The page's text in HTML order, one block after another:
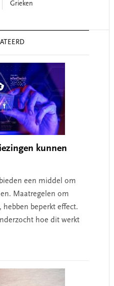
Grieken
kunnen
een middel om
Maatregelen om
beperkt effect.
hoe dit werkt